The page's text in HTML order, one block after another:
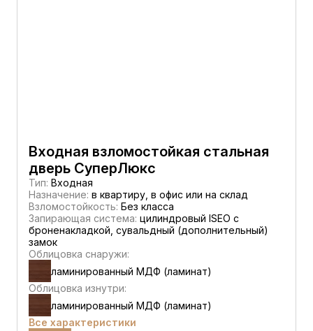
Входная взломостойкая стальная
дверь СуперЛюкс
Тип: Входная
Назначение: в квартиру, в офис или на склад
Взломостойкость: Без класса
Запирающая система: цилиндровый ISEO с
броненакладкой, сувальдный (дополнительный)
замок
Облицовка снаружи:
ламинированный МДФ (ламинат)
Облицовка изнутри:
ламинированный МДФ (ламинат)
Все характеристики